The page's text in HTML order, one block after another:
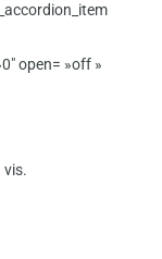
open= »off »
vis.